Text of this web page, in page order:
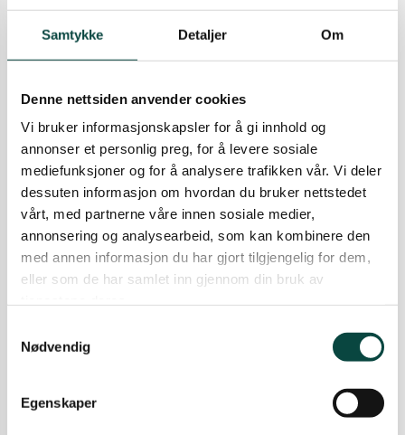
Samtykke Detaljer Om
Denne nettsiden anvender cookies
Vi bruker informasjonskapsler for å gi innhold og
annonser et personlig preg, for å levere sosiale
mediefunksjoner og for å analysere trafikken vår. Vi deler
dessuten informasjon om hvordan du bruker nettstedet
vårt, med partnerne våre innen sosiale medier,
annonsering og analysearbeid, som kan kombinere den
med annen informasjon du har gjort tilgjengelig for dem,
eller som de har samlet inn gjennom din bruk av
Nødvendig
Egenskaper
D
Dysjaneset i Sande kommune
Der var det nokre frå før - ikkje plass til
torskeoppdrett.
Fiskeoppdrett
Fugl
oppdrett
Lyst til å bygge fuglekasser?
Bli med på foredrag med forfatter, fotograf og
fugleentusiast Øyvind Leren!
Fugl
Naturmangfold
naturtap
Naturvernforbundet i Molde
03.01.2026
Stabeldammen – verdt en tur
26.08.2024